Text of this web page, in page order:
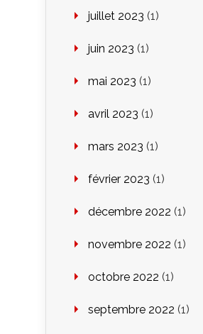
juillet 2023 (1)
juin 2023 (1)
mai 2023 (1)
avril 2023 (1)
mars 2023 (1)
février 2023 (1)
décembre 2022 (1)
novembre 2022 (1)
octobre 2022 (1)
septembre 2022 (1)